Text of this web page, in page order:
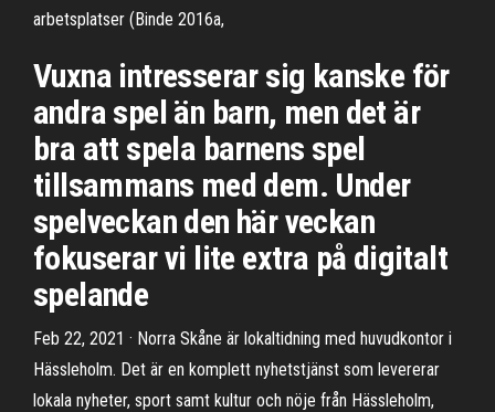
arbetsplatser (Binde 2016a,
Vuxna intresserar sig kanske för
andra spel än barn, men det är
bra att spela barnens spel
tillsammans med dem. Under
spelveckan den här veckan
fokuserar vi lite extra på digitalt
spelande
Feb 22, 2021 · Norra Skåne är lokaltidning med huvudkontor i
Hässleholm. Det är en komplett nyhetstjänst som levererar
lokala nyheter, sport samt kultur och nöje från Hässleholm,